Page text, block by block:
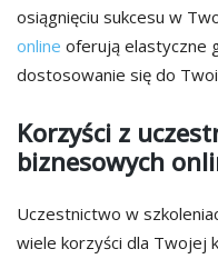
osiągnięciu sukcesu w
online oferują elastyczne
dostosowanie się do
Korzyści z
biznesowych
Uczestnictwo w
wiele korzyści dla Twojej